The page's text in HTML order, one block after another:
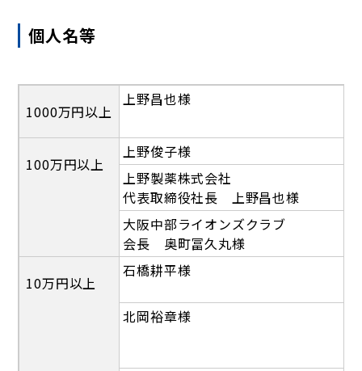
個人名等
1000万円以上
上野昌也様
100万円以上
上野俊子様
上野製薬株式会社
代表取締役社長 上野昌也様
大阪中部ライオンズクラブ
会長 奥町冨久丸様
10万円以上
石橋耕平様
北岡裕章様